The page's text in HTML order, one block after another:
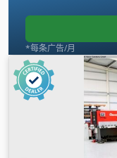
*每条广告/月